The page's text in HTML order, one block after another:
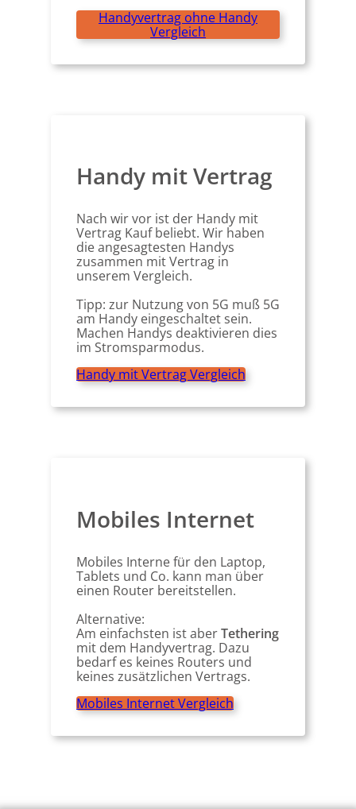
Handyvertrag ohne Handy
Vergleich
Handy mit Vertrag
Nach wir vor ist der Handy mit
Vertrag Kauf beliebt. Wir haben
die angesagtesten Handys
zusammen mit Vertrag in
unserem Vergleich.
Tipp: zur Nutzung von 5G muß 5G
am Handy eingeschaltet sein.
Machen Handys deaktivieren dies
im Stromsparmodus.
Handy mit Vertrag Vergleich
Mobiles Internet
Mobiles Interne für den Laptop,
Tablets und Co. kann man über
einen Router bereitstellen.
Alternative:
Am einfachsten ist aberTethering
mit dem Handyvertrag. Dazu
bedarf es keines Routers und
keines zusätzlichen Vertrags.
Mobiles Internet Vergleich